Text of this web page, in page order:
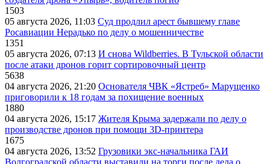
1503
05 августа 2026, 11:03 Суд продлил арест бывшему главе
Росавиации Нерадько по делу о мошенничестве
1351
05 августа 2026, 07:13 И снова Wildberries. В Тульской области
после атаки дронов горит сортировочный центр
5638
04 августа 2026, 21:20 Основателя ЧВК «Ястреб» Марущенко
приговорили к 18 годам за похищение военных
1880
04 августа 2026, 15:17 Жителя Крыма задержали по делу о
производстве дронов при помощи 3D‑принтера
1675
04 августа 2026, 13:52 Грузовики экс-начальника ГАИ
Волгоградской области выставили на торги после дела о